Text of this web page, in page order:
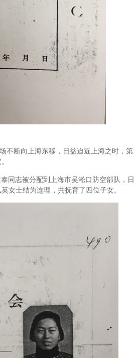
不断向上海东移，日益迫近上海之时，第
同志被分配到上海市吴淞口防空部队，日
女士结为连理，共抚育了四位子女。